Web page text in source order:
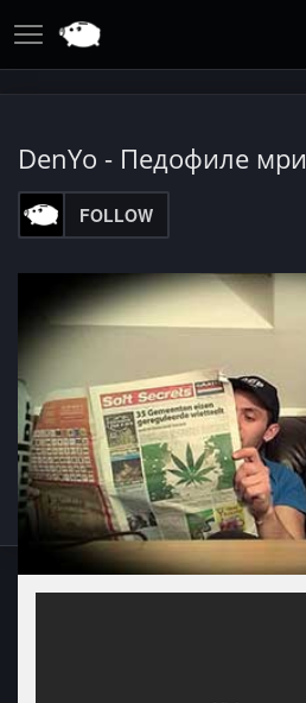
DenYo - Педофиле мри
FOLLOW